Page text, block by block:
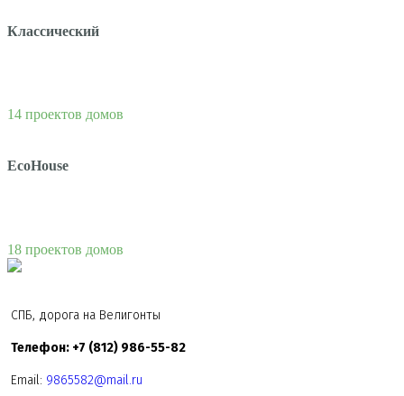
Классический
14 проектов домов
EcoHouse
18 проектов домов
СПБ, дорога на Велигонты
Телефон: +7 (812) 986-55-82
Email: 9865582@mail.ru